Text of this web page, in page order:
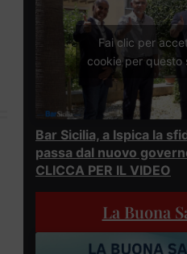
Fai clic per
cookie per questo
Bar Sicilia, a Ispica la
passa dal nuovo
CLICCA PER IL VIDEO
La Buona